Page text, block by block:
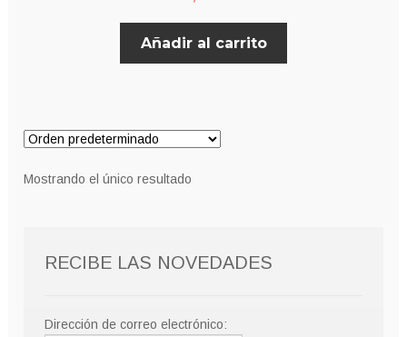
Añadir al carrito
Mostrando el único resultado
RECIBE LAS NOVEDADES
Dirección de correo electrónico: